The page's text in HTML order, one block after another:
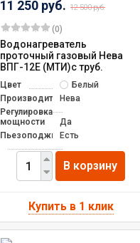
11 250 руб. 12 500 руб.
(0)
Водонагреватель
проточный газовый Нева
ВПГ-12E (МТИ)с труб.
Цвет
Белый
ПроизводительНева
Регулировка
мощности
Да
Пьезоподжиг
Есть
В корзину